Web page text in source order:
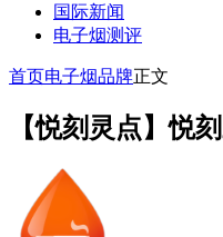
国际新闻
电子烟测评
首页电子烟品牌正文
【悦刻灵点】悦